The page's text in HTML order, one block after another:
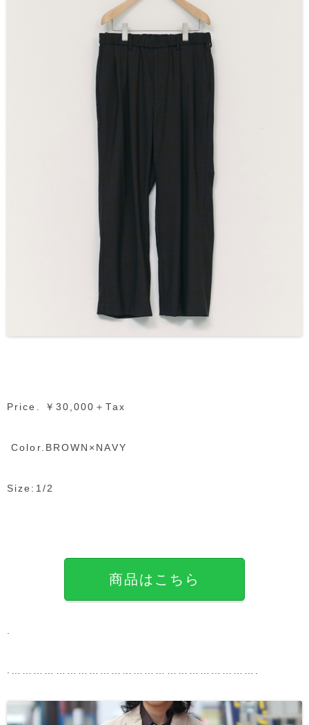
Price. ￥30,000＋Tax
Color.BROWN×NAVY
Size:1/2
商品はこちら
. ………………………………………………………….